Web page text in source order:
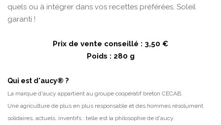
quels ou à intégrer dans vos recettes préférées. Soleil
garanti !
Prix de vente conseillé : 3,50 €
Poids : 280 g
Qui est d'aucy® ?
La marque d'aucy appartient au groupe coopératif breton CECAB.
Une agriculture de plus en plus responsable et des hommes résolument
solidaires, actuels, inventifs : telle est la philosophie de d'aucy.